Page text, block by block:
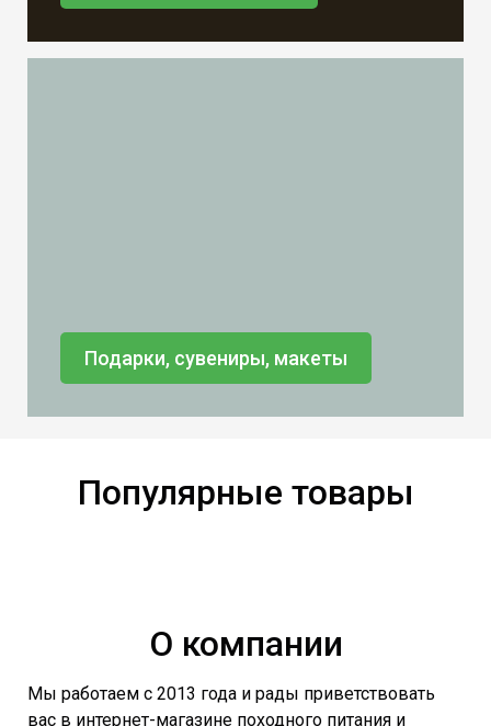
Подарки, сувениры, макеты
Популярные товары
О компании
Мы работаем с 2013 года и рады приветствовать
вас в интернет-магазине походного питания и